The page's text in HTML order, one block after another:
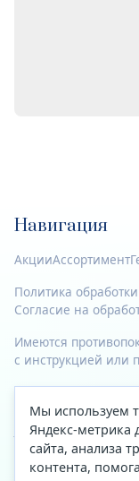
Навигация
АкцииАссортимент
Политика
Согласие на
Имеются
с инструкцией или
© 2023—2026 Все
Адрес
Архангельск, ул.
Мы используем
Яндекс-метрика
сайта, анализа
контента,